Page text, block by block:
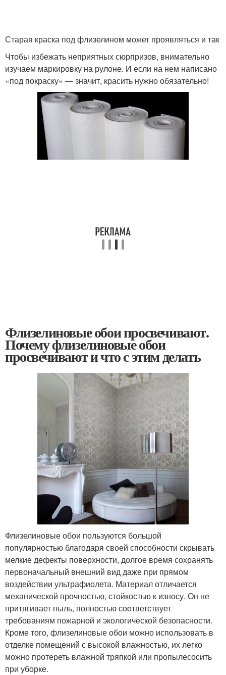
Старая краска под флизелином может проявляться и так
Чтобы избежать неприятных сюрпризов, внимательно
изучаем маркировку на рулоне. И если на нем написано
«под покраску» — значит, красить нужно обязательно!
Флизелиновые обои просвечивают.
Почему флизелиновые обои
просвечивают и что с этим делать
Флизелиновые обои пользуются большой
популярностью благодаря своей способности скрывать
мелкие дефекты поверхности, долгое время сохранять
первоначальный внешний вид даже при прямом
воздействии ультрафиолета. Материал отличается
механической прочностью, стойкостью к износу. Он не
притягивает пыль, полностью соответствует
требованиям пожарной и экологической безопасности.
Кроме того, флизелиновые обои можно использовать в
отделке помещений с высокой влажностью, их легко
можно протереть влажной тряпкой или пропылесосить
при уборке.